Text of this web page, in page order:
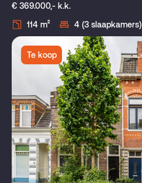
€ 369.000,- k.k.
114 m²
4 (3 slaapkamers)
Te koop